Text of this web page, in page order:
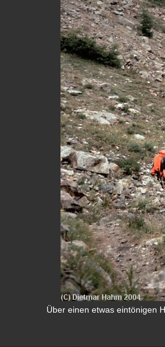
Über einen etwas eintönigen